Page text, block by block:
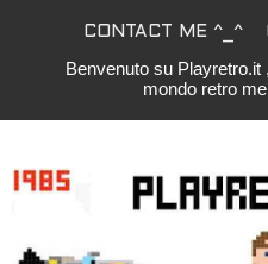
CONTACT ME ^_^
Benvenuto su Playretro.it
mondo retro